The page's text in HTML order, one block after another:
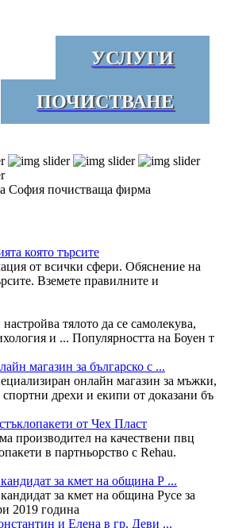
УСЛУГИ
ПОЧИСТВАНЕ
София почистваща фирма
която търсите
от всички сфери. Обяснение на
Вземете правилните и
тялото да се самолекува,
и ... Популярността на Боуен т
магазин за българско с ...
онлайн магазин за мъжки,
дрехи и екипи от доказани бъ
от Чех Пласт
производител на качествени пвц
в партньорство с Rehau.
за кмет на община Р ...
за кмет на община Русе за
2019 година
и Елена в гр. Деви ...